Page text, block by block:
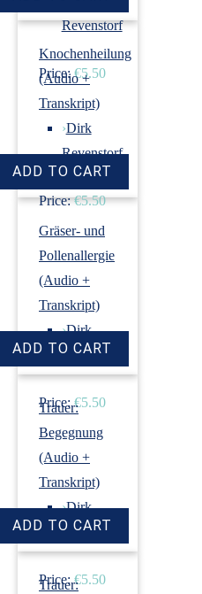
Revenstorf
Price: €5.50
Knochenheilung
(Audio +
Transkript)
›Dirk
Revenstorf
Price: €5.50
Gräser- und
Pollenallergie
(Audio +
Transkript)
›Dirk
Revenstorf
Price: €5.50
Trauer:
Begegnung
(Audio +
Transkript)
›Dirk
Revenstorf
Price: €5.50
Trauer: